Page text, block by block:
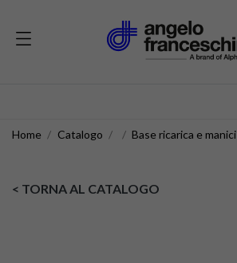
Home Catalogo Base ricarica e manici
< TORNA AL CATALOGO